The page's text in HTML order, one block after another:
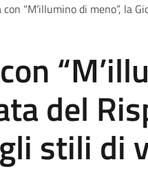
“M’illumino di meno”, la
del
stili di